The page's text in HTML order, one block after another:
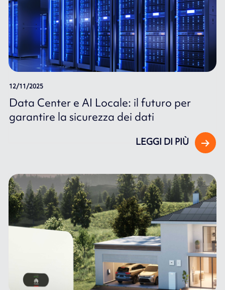
12/11/2025
Data Center e AI Locale: il futuro per
garantire la sicurezza dei dati
LEGGI DI PIÙ